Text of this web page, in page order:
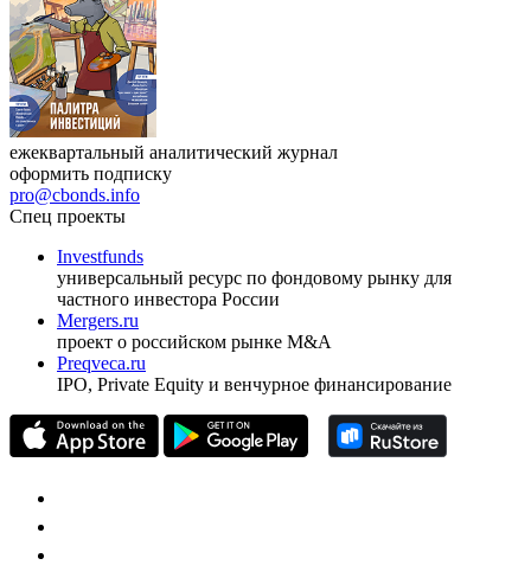
ежеквартальный аналитический журнал
оформить подписку
pro@cbonds.info
Спец проекты
Investfunds
универсальный ресурс по фондовому рынку для
частного инвестора России
Mergers.ru
проект о российском рынке M&A
Preqveca.ru
IPO, Private Equity и венчурное финансирование